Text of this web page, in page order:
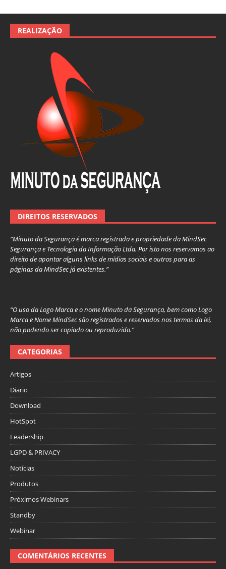
REALIZAÇÃO
DIREITOS RESERVADOS
“Minuto da Segurança é marca registrada e propriedade da MindSec
Segurança e Tecnologia da Informação Ltda. Por isto nos reservamos ao
direito de apontar alguns links de mídias sociais e outros para as
páginas da MindSec já existentes.”
“O uso da Logo Marca e o nome Minuto da Segurança, bem como Logo
Marca e Nome MindSec são registrados e reservados nos termos da lei,
não podendo ser copiado ou reproduzido.”
CATEGORIAS
Artigos
Diario
Download
HotSpot
Leadership
LGPD & PRIVACY
Notícias
Produtos
Próximos Webinars
Standby
Webinar
COMENTÁRIOS RECENTES